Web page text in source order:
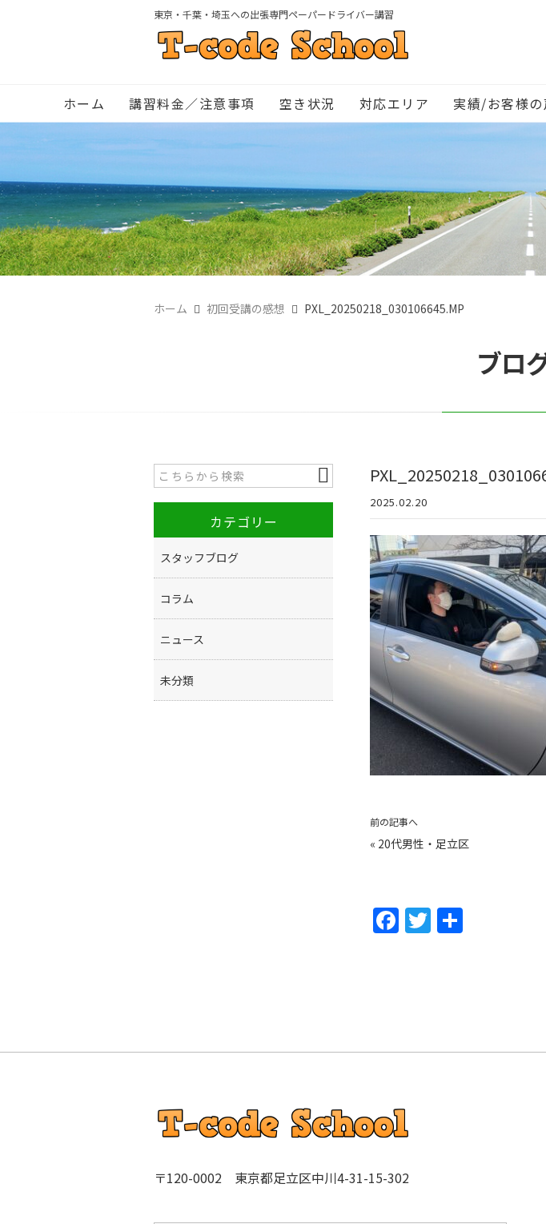
東京・千葉・埼玉への出張専門ペーパードライバー講習
ホーム 講習料金／注意事項 空き状況 対応エリア 実績/お客様の
ホーム 初回受講の感想 PXL_20250218_030106645.MP
ブロ
2025.02.20
前の記事へ
« 20代男性・足立区
F
o
k
T
カテゴリー
スタッフブログ
コラム
ニュース
未分類
〒120-0002 東京都足立区中川4-31-15-302